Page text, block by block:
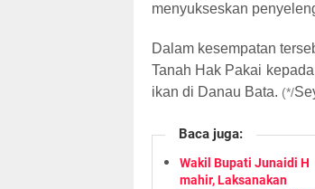
menyukseskan
Dalam kesempatan
Tanah Hak Pakai
ikan di Danau Bata. (*/
Baca juga:
Wakil Bupati Junaidi H
mahir, Laksanakan